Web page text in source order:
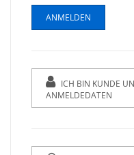
ICH BIN KUNDE
ANMELDEDATEN